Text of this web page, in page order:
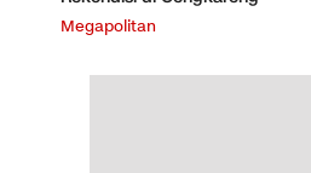
Megapolitan